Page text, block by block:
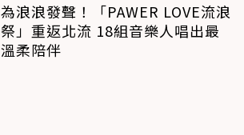
為浪浪發聲！「PAWER LOVE流浪
祭」重返北流 18組音樂人唱出最
溫柔陪伴